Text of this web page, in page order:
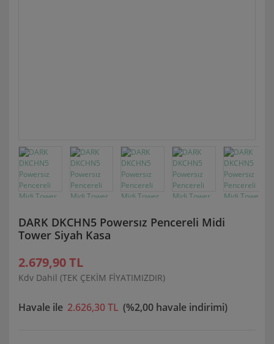
DARK DKCHN5 Powersız Pencereli Midi
Tower Siyah Kasa
2.679,90 TL
Kdv Dahil (TEK ÇEKİM FİYATIMIZDIR)
Havale ile 2.626,30 TL (%2,00 havale indirimi)